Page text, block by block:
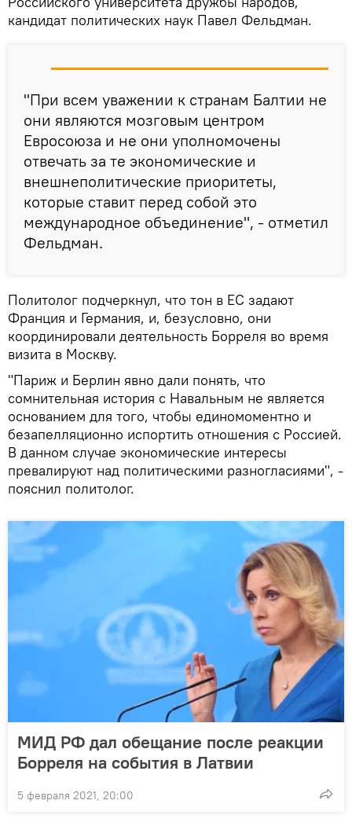
кандидат политических наук Павел Фельдман.
"При всем уважении к странам Балтии не
они являются мозговым центром
Евросоюза и не они уполномочены
отвечать за те экономические и
внешнеполитические приоритеты,
которые ставит перед собой это
международное объединение", - отметил
Фельдман.
Политолог подчеркнул, что тон в ЕС задают
Франция и Германия, и, безусловно, они
координировали деятельность Борреля во время
визита в Москву.
"Париж и Берлин явно дали понять, что
сомнительная история с Навальным не является
основанием для того, чтобы единомоментно и
безапелляционно испортить отношения с Россией.
В данном случае экономические интересы
превалируют над политическими разногласиями", -
пояснил политолог.
МИД РФ дал обещание после реакции
Борреля на события в Латвии
5 февраля 2021, 20:00